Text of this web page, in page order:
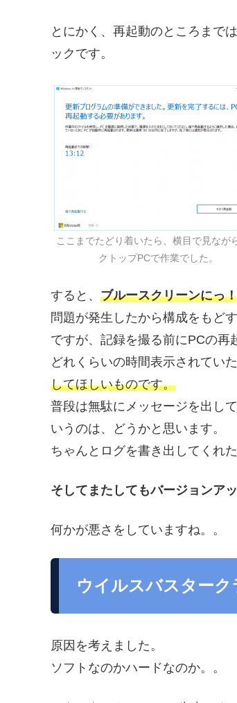
とにかく、再起動のところまで
ックです。
ここまでたどり着いたら、横目で見なが
クトップPCで作業でした。
すると、 ブルースクリーンにっ
問題が発生したから構成をもど
ですが、記録を撮る前にPCの再
どれくらいの時間表示されてい
してほしいものです。
普段は無駄にメッセージを出し
いうのは、どうかと思います。
ちゃんとログを書き出してくれ
そしてまたしてもバージョンアッ
何かが悪さをしていますね。。
ウイルスバスターク
原因を考えました。
ソフトなのかハードなのか。。